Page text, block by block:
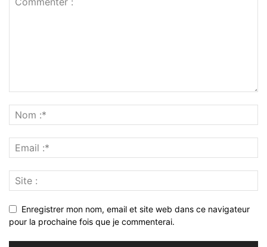
Enregistrer mon nom, email et site web dans ce navigateur
pour la prochaine fois que je commenterai.